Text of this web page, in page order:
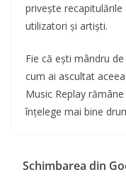
privește
utilizatori și artiști.
Fie că ești mândru
cum ai ascultat
Music Replay
înțelege mai bine
Schimbarea din